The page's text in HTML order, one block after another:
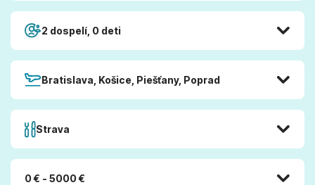
2 dospelí, 0 deti
Bratislava, Košice, Piešťany, Poprad
Strava
0 € - 5000 €